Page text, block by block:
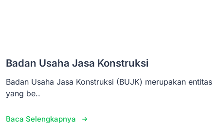
Badan Usaha Jasa Konstruksi
Badan Usaha Jasa Konstruksi (BUJK) merupakan entitas
yang be..
Baca Selengkapnya